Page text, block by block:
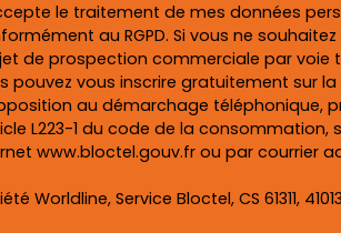
le traitement de mes données
au RGPD. Si vous ne
de prospection commerciale par voie
pouvez vous inscrire gratuitement sur la
au démarchage téléphonique,
L223-1 du code de la consommation,
www.bloctel.gouv.fr ou par courrier
Worldline, Service Bloctel, CS 61311, 41013